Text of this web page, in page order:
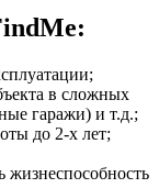
в сложных
гаражи) и т.д.;
до 2-х лет;
жизнеспособность